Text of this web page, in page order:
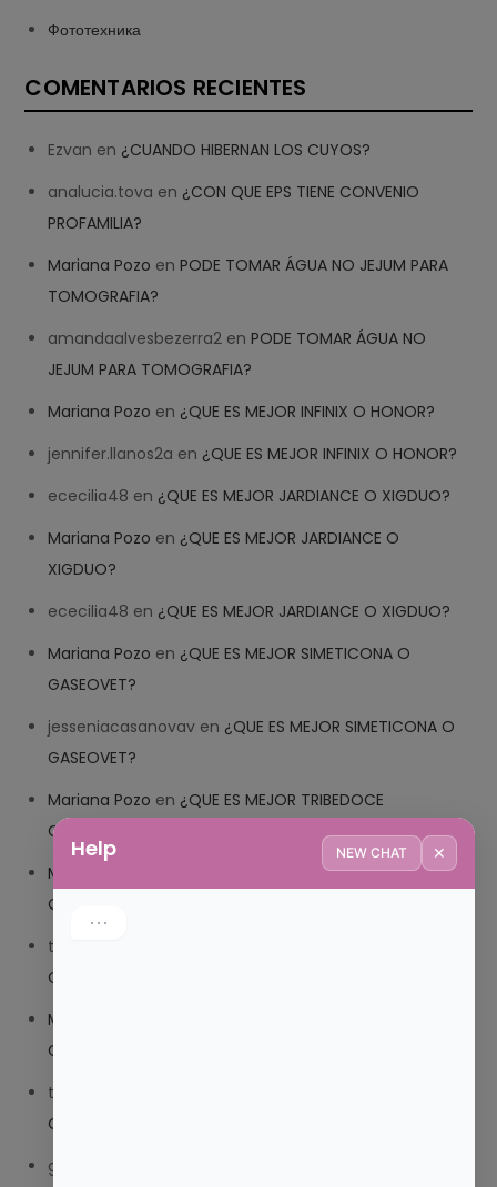
Фототехника
COMENTARIOS RECIENTES
Ezvan en ¿CUANDO HIBERNAN LOS CUYOS?
analucia.tova en ¿CON QUE EPS TIENE CONVENIO
PROFAMILIA?
Mariana Pozo enPODE TOMAR ÁGUA NO JEJUM PARA
TOMOGRAFIA?
amandaalvesbezerra2 enPODE TOMAR ÁGUA NO
JEJUM PARA TOMOGRAFIA?
Mariana Pozo en ¿QUE ES MEJOR INFINIX O HONOR?
jennifer.llanos2a en ¿QUE ES MEJOR INFINIX O HONOR?
ececilia48 en ¿QUE ES MEJOR JARDIANCE O XIGDUO?
Mariana Pozo en ¿QUE ES MEJOR JARDIANCE O
XIGDUO?
ececilia48 en ¿QUE ES MEJOR JARDIANCE O XIGDUO?
Mariana Pozo en ¿QUE ES MEJOR SIMETICONA O
GASEOVET?
jesseniacasanovav en ¿QUE ES MEJOR SIMETICONA O
GASEOVET?
Mariana Pozo en ¿QUE ES MEJOR TRIBEDOCE
COMPUESTO O TRIBEDOCE DX?
Mariana Pozo
¿QUE ES MEJOR TRIBEDOCE
COMPUESTO O TRIBEDOCE DX?
trolls_pipis
O TRIBEDOCE DX?
Mariana Pozo
COMPUESTO O TRIBEDOCE DX?
trolls_pipis
O TRIBEDOCE DX?
giovannaservin220
Help NEW CHAT ✕